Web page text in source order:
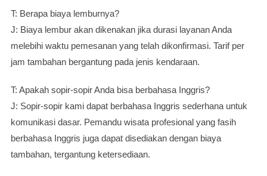
T: Berapa biaya lemburnya?
J: Biaya lembur akan dikenakan jika durasi layanan Anda
melebihi waktu pemesanan yang telah dikonfirmasi. Tarif per
jam tambahan bergantung pada jenis kendaraan.
T: Apakah sopir-sopir Anda bisa berbahasa Inggris?
J: Sopir-sopir kami dapat berbahasa Inggris sederhana untuk
komunikasi dasar. Pemandu wisata profesional yang fasih
berbahasa Inggris juga dapat disediakan dengan biaya
tambahan, tergantung ketersediaan.